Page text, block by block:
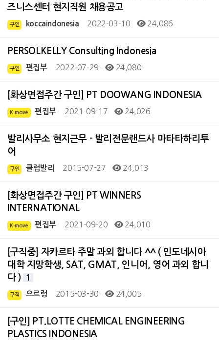
즈니스센터 현지직원 채용공고
구인 koccaindonesia 2022-03-10 24,086
PERSOLKELLY Consulting Indonesia
구인 편집부 2022-07-29 24,080
[화상면접주간 구인] PT DOOWANG INDONESIA
K-move 편집부 2021-09-17 24,026
발리사무소 현지근무 - 발리전문랜드사 마타타하리투
어
구인 클럽발리 2015-07-27 24,013
[화상면접주간 구인] PT WINNERS
INTERNATIONAL
K-move 편집부 2021-09-20 24,010
[구직중] 자카르타 주말 과외 합니다 ^^ ( 인도네시아
대학 지망학생, SAT, GMAT, 인니어, 영어 과외 합니
다 )
1
구직 으르렁 2015-03-30 24,005
[구인] PT.LOTTE CHEMICAL ENGINEERING
PLASTICS INDONESIA